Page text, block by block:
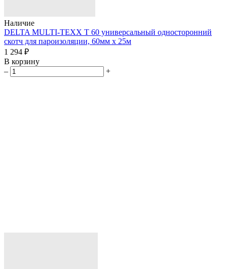
Наличие
DELTA MULTI-TEXX T 60 универсальный односторонний
скотч для пароизоляции, 60мм х 25м
1 294 ₽
В корзину
–
+